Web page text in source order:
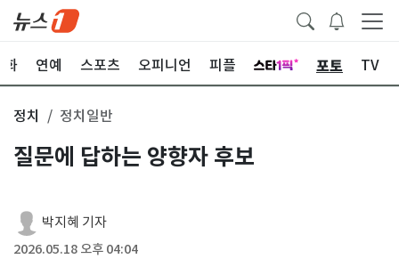
화 연예 스포츠 오피니언 피플 포토 TV
정치 정치일반
질문에 답하는 양향자 후보
박지혜 기자
2026.05.18 오후 04:04